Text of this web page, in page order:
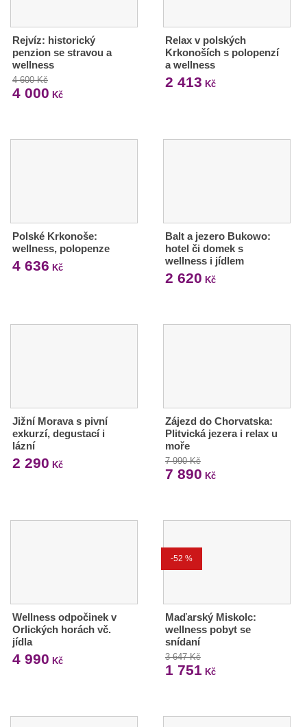
Rejvíz: historický
penzion se stravou a
wellness
4 600 Kč
4 000 Kč
Relax v polských
Krkonoších s polopenzí
a wellness
2 413 Kč
Polské Krkonoše:
wellness, polopenze
4 636 Kč
Balt a jezero Bukowo:
hotel či domek s
wellness i jídlem
2 620 Kč
Jižní Morava s pivní
exkurzí, degustací i
lázní
2 290 Kč
Zájezd do Chorvatska:
Plitvická jezera i relax u
moře
7 990 Kč
7 890 Kč
Wellness odpočinek v
Orlických horách vč.
jídla
4 990 Kč
-52 %
Maďarský Miskolc:
wellness pobyt se
snídaní
3 647 Kč
1 751 Kč